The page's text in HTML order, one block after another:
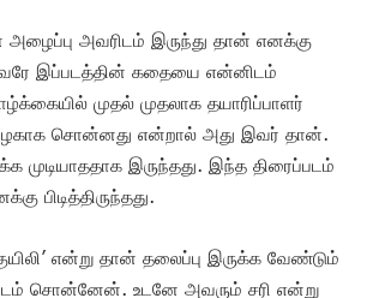
அழைப்பு அவரிடம் இருந்து தான் எனக்கு
இப்படத்தின் கதையை என்னிடம்
முதல் முதலாக தயாரிப்பாளர்
சொன்னது என்றால் அது இவர் தான்.
முடியாததாக இருந்தது. இந்த திரைப்படம்
பிடித்திருந்தது.
என்று தான் தலைப்பு இருக்க வேண்டும்
சொன்னேன். உடனே அவரும் சரி என்று